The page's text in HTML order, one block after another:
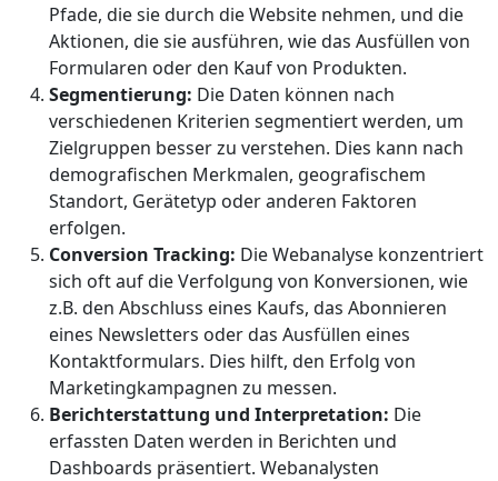
Pfade, die sie durch die Website nehmen, und die
Aktionen, die sie ausführen, wie das Ausfüllen von
Formularen oder den Kauf von Produkten.
Segmentierung: Die Daten können nach
verschiedenen Kriterien segmentiert werden, um
Zielgruppen besser zu verstehen. Dies kann nach
demografischen Merkmalen, geografischem
Standort, Gerätetyp oder anderen Faktoren
erfolgen.
Conversion Tracking: Die Webanalyse konzentriert
sich oft auf die Verfolgung von Konversionen, wie
z.B. den Abschluss eines Kaufs, das Abonnieren
eines Newsletters oder das Ausfüllen eines
Kontaktformulars. Dies hilft, den Erfolg von
Marketingkampagnen zu messen.
Berichterstattung und Interpretation: Die
erfassten Daten werden in Berichten und
Dashboards präsentiert. Webanalysten